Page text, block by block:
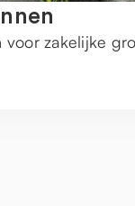
voor zakelijke